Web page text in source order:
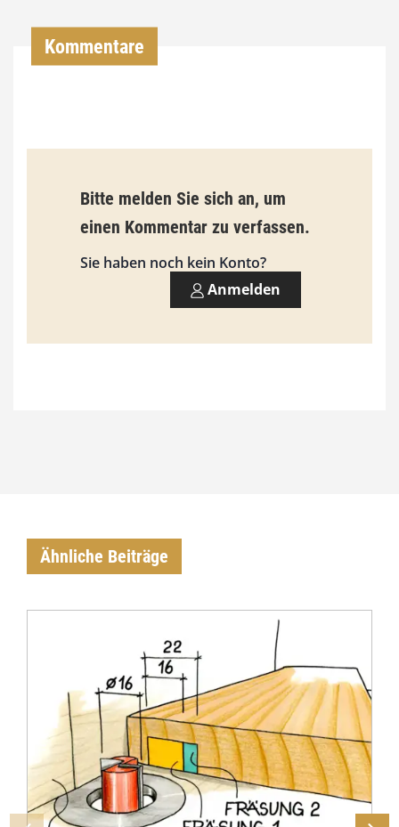
9
3
0
0
Kommentare
Bitte melden Sie sich an, um
einen Kommentar zu verfassen.
Sie haben noch kein Konto?
Anmelden
Ähnliche Beiträge